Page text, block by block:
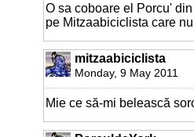
O sa coboare el Porcu'
pe Mitzaabiciclista care
mitzaabiciclista
Monday, 9 May 2011
Mie ce să-mi belească